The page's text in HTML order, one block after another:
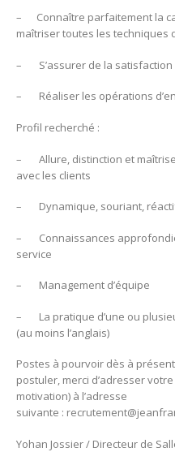
– Connaître parfaitement la
maîtriser toutes les techniques
– S’assurer de la satisfaction
– Réaliser les opérations
Profil recherché :
– Allure, distinction et
avec les clients
– Dynamique, souriant,
– Connaissances
service
– Management d’équipe
– La pratique d’une ou
(au moins l’anglais)
Postes à pourvoir dès à
postuler, merci d’adresser
motivation) à l’adresse
suivante :
Yohan Jossier / Directeur de